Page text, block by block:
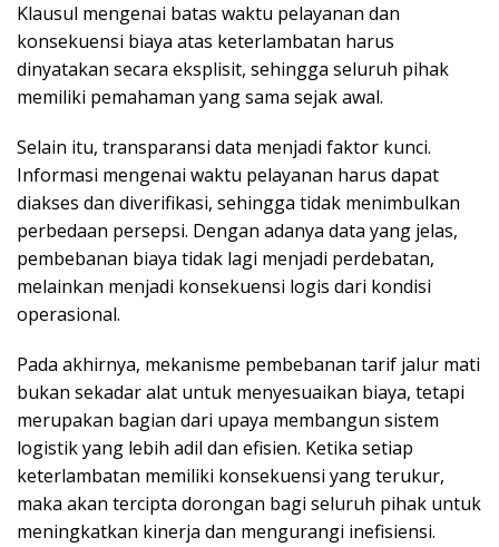
Klausul mengenai batas waktu pelayanan dan
konsekuensi biaya atas keterlambatan harus
dinyatakan secara eksplisit, sehingga seluruh pihak
memiliki pemahaman yang sama sejak awal.
Selain itu, transparansi data menjadi faktor kunci.
Informasi mengenai waktu pelayanan harus dapat
diakses dan diverifikasi, sehingga tidak menimbulkan
perbedaan persepsi. Dengan adanya data yang jelas,
pembebanan biaya tidak lagi menjadi perdebatan,
melainkan menjadi konsekuensi logis dari kondisi
operasional.
Pada akhirnya, mekanisme pembebanan tarif jalur mati
bukan sekadar alat untuk menyesuaikan biaya, tetapi
merupakan bagian dari upaya membangun sistem
logistik yang lebih adil dan efisien. Ketika setiap
keterlambatan memiliki konsekuensi yang terukur,
maka akan tercipta dorongan bagi seluruh pihak untuk
meningkatkan kinerja dan mengurangi inefisiensi.